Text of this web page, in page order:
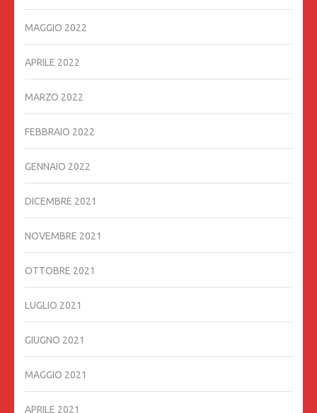
MAGGIO 2022
APRILE 2022
MARZO 2022
FEBBRAIO 2022
GENNAIO 2022
DICEMBRE 2021
NOVEMBRE 2021
OTTOBRE 2021
LUGLIO 2021
GIUGNO 2021
MAGGIO 2021
APRILE 2021